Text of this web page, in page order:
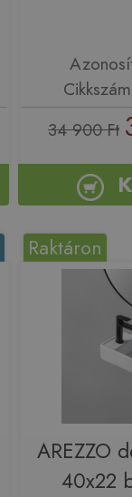
34 900 Ft
Raktáron
AREZZO
40x22